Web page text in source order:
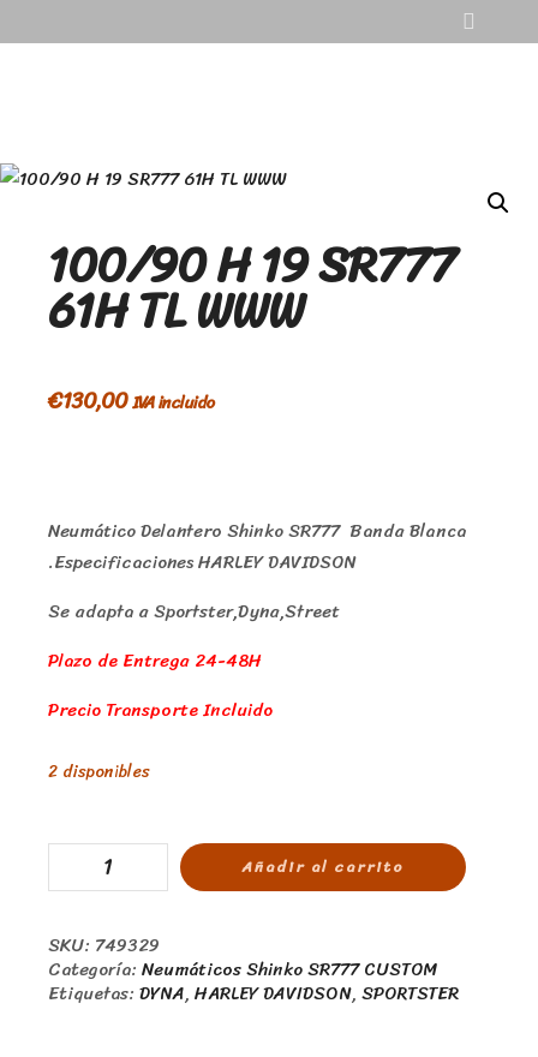
100/90 H 19 SR777
61H TL WWW
€130,00IVA incluido
Neumático Delantero Shinko SR777 Banda Blanca
.Especificaciones HARLEY DAVIDSON
Se adapta a Sportster,Dyna,Street
Plazo de Entrega 24-48H
Precio Transporte Incluido
2 disponibles
Añadir al carrito
SKU: 749329
Categoría:Neumáticos Shinko SR777 CUSTOM
Etiquetas:DYNA,HARLEY DAVIDSON,SPORTSTER